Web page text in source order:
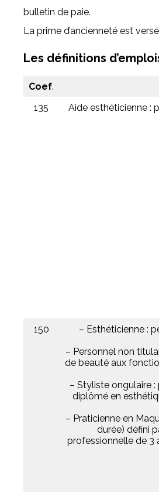
bulletin de paie.
La prime d’ancienneté est
Les définitions
Coef.
135
Aide esthéticienne :
150
– Esthéticienne :
– Personnel non
de beauté aux
– Styliste ongulaire
diplômé en
– Praticienne en
durée) défini
professionnelle de 3